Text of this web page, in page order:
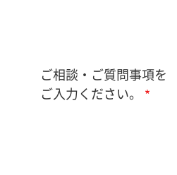
ご相談・ご質問事項を
ご入力ください。